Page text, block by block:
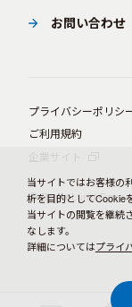
お問い合わせ
プライバシーポリシ
ご利用規約
© BørneLund
当サイトではお客様の
析を目的としてCookie
当サイトの閲覧を継続
なします。
詳細についてはプライ